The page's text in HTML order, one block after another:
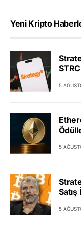
Yeni Kripto
5
5
5